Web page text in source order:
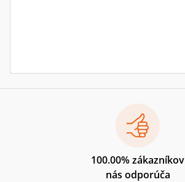
100.00% zákazníkov
nás odporúča